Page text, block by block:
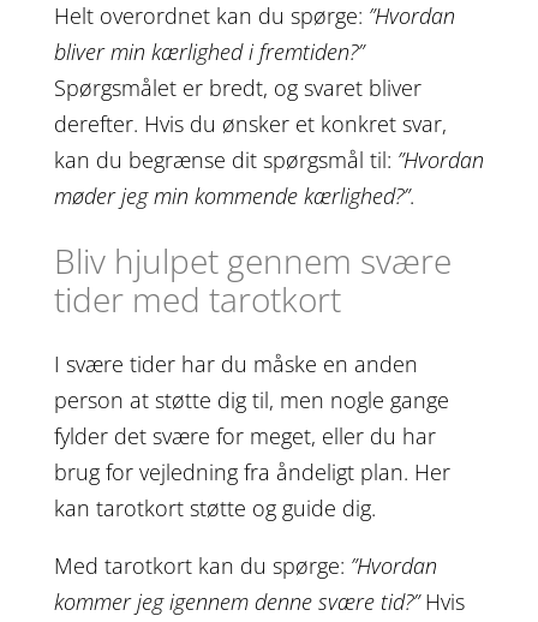
Helt overordnet kan du spørge: ”Hvordan
bliver min kærlighed i fremtiden?”
Spørgsmålet er bredt, og svaret bliver
derefter. Hvis du ønsker et konkret svar,
kan du begrænse dit spørgsmål til: ”Hvordan
møder jeg min kommende kærlighed?”.
Bliv hjulpet gennem svære
tider med tarotkort
I svære tider har du måske en anden
person at støtte dig til, men nogle gange
fylder det svære for meget, eller du har
brug for vejledning fra åndeligt plan. Her
kan tarotkort støtte og guide dig.
Med tarotkort kan du spørge: ”Hvordan
kommer jeg igennem denne svære tid?”Hvis